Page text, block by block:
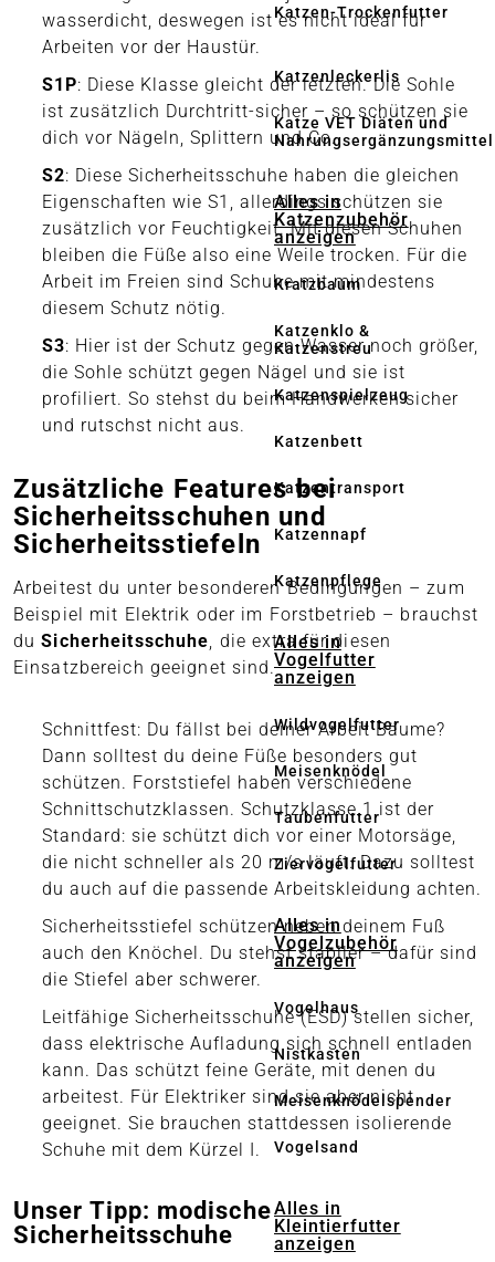
Katzen-Trockenfutter
Katzenleckerlis
Katze VET Diäten und
Nahrungsergänzungsmittel
Alles in
Katzenzubehör
anzeigen
Kratzbaum
Katzenklo &
Katzenstreu
Katzenspielzeug
Katzenbett
Katzentransport
Katzennapf
Katzenpflege
Alles in
Vogelfutter
anzeigen
Wildvogelfutter
Meisenknödel
Taubenfutter
Ziervogelfutter
Alles in
Vogelzubehör
anzeigen
Vogelhaus
Nistkasten
Meisenknödelspender
Vogelsand
Alles in
Kleintierfutter
anzeigen
wasserdicht, deswegen ist es nicht ideal für
Arbeiten vor der Haustür.
S1P: Diese Klasse gleicht der letzten. Die Sohle
ist zusätzlich Durchtritt-sicher – so schützen sie
dich vor Nägeln, Splittern und Co.
S2: Diese Sicherheitsschuhe haben die gleichen
Eigenschaften wie S1, allerdings schützen sie
zusätzlich vor Feuchtigkeit. Mit diesen Schuhen
bleiben die Füße also eine Weile trocken. Für die
Arbeit im Freien sind Schuhe mit mindestens
diesem Schutz nötig.
S3: Hier ist der Schutz gegen Wasser noch größer,
die Sohle schützt gegen Nägel und sie ist
profiliert. So stehst du beim Handwerken sicher
und rutschst nicht aus.
Zusätzliche Features bei
Sicherheitsschuhen und
Sicherheitsstiefeln
Arbeitest du unter besonderen Bedingungen – zum
Beispiel mit Elektrik oder im Forstbetrieb – brauchst
duSicherheitsschuhe, die extra für diesen
Einsatzbereich geeignet sind.
Schnittfest: Du fällst bei deiner Arbeit Bäume?
Dann solltest du deine Füße besonders gut
schützen. Forststiefel haben verschiedene
Schnittschutzklassen. Schutzklasse 1 ist der
Standard: sie schützt dich vor einer Motorsäge,
die nicht schneller als 20 m/s läuft. Dazu solltest
du auch auf die passende Arbeitskleidung achten.
Sicherheitsstiefel schützen neben deinem Fuß
auch den Knöchel. Du stehst stabiler – dafür sind
die Stiefel aber schwerer.
Leitfähige Sicherheitsschuhe (ESD) stellen sicher,
dass elektrische Aufladung sich schnell entladen
kann. Das schützt feine Geräte, mit denen du
arbeitest. Für Elektriker sind sie aber nicht
geeignet. Sie brauchen stattdessen isolierende
Schuhe mit dem Kürzel I.
Unser Tipp: modische
Sicherheitsschuhe